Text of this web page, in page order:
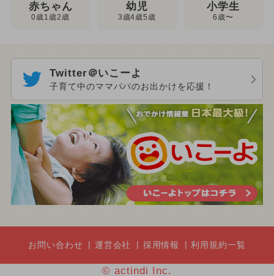
赤ちゃん
0歳1歳2歳
幼児
3歳4歳5歳
小学生
6歳〜
Twitter＠いこーよ
子育て中のママパパのお出かけを応援！
お問い合わせ 運営会社 採用情報 利用規約一覧
© actindi Inc.